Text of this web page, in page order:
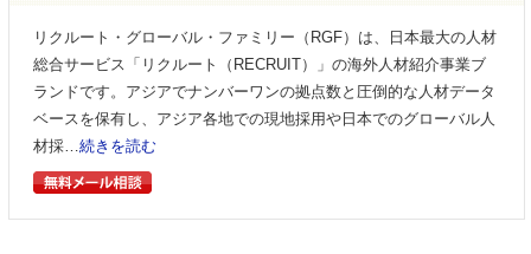
リクルート・グローバル・ファミリー（RGF）は、日本最大の人材
総合サービス「リクルート（RECRUIT）」の海外人材紹介事業ブ
ランドです。アジアでナンバーワンの拠点数と圧倒的な人材データ
ベースを保有し、アジア各地での現地採用や日本でのグローバル人
材採… 続きを読む